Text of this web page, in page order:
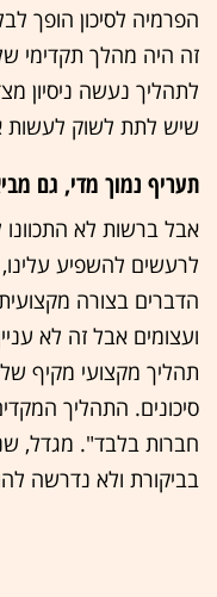
הפרמיה לסיכון הופך
זה היה מהלך תקדימי
לתהליך נעשה ניסיון
שיש לתת לשוק לעשות
תעריף נמוך מדי, גם
אבל ברשות לא
לרעשים להשפיע עלינו,
הדברים בצורה
ועצומים אבל זה לא
תהליך מקצועי מקיף של
חברות בלבד". מגדל,
בביקורת ולא נדרשה